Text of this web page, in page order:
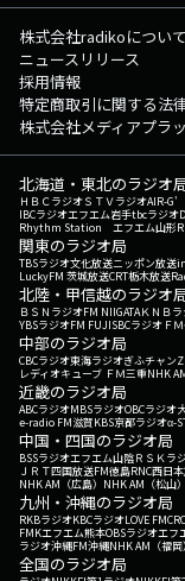
株式会社radikoについて
ニュースリリース
採用情報
特定商取引に関する法
株式会社メディアプラ
北海道・東北のラジオ
ＨＢＣラジオＳＴＶラジオAIR-G'
IBCラジオエフエム岩手tbcラジオ
Rhythm Station エフエム山形
関東のラジオ局
TBSラジオ文化放送ニッポン放送
LuckyFM 茨城放送CRT栃木放送
北陸・甲信越のラジオ
ＢＳＮラジオFM NIIGATAＫＮＢ
YBSラジオFM FUJISBCラジオ Ｆ
中部のラジオ局
CBCラジオ東海ラジオぎふチャン
レディオキューブ ＦＭ三重NHK
近畿のラジオ局
ABCラジオMBSラジオOBCラジオ
e-radio FM滋賀KBS京都ラジオα-
中国・四国のラジオ局
BSSラジオエフエム山陰ＲＳＫラ
ＪＲＴ四国放送FM徳島RNC西日
NHK AM（広島） NHK AM（松山）
九州・沖縄のラジオ局
RKBラジオKBCラジオLOVE FM
FMKエフエム熊本OBSラジオエフ
ラジオ沖縄FM沖縄NHK AM（福岡）
全国のラジオ局